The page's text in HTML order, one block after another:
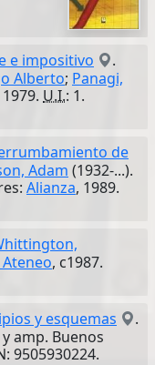
e impositivo
.
Alberto; Panagi,
1979. U.I.: 1.
de
Adam (1932-...).
Alianza, 1989.
Ateneo, c1987.
y esquemas
.
amp. Buenos
9505930224.